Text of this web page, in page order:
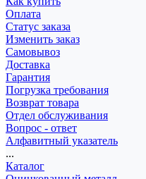
Оплата
Статус заказа
Изменить заказ
Самовывоз
Доставка
Гарантия
Погрузка требования
Возврат товара
Отдел обслуживания
Вопрос - ответ
Алфавитный указатель
...
Каталог